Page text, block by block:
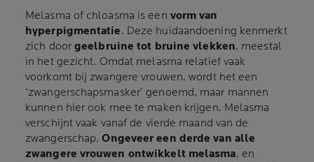
Melasma of chloasma is een vorm van
hyperpigmentatie. Deze huidaandoening kenmerkt
zich doorgeelbruine tot bruine vlekken, meestal
in het gezicht. Omdat melasma relatief vaak
voorkomt bij zwangere vrouwen, wordt het een
‘zwangerschapsmasker’ genoemd, maar mannen
kunnen hier ook mee te maken krijgen. Melasma
verschijnt vaak vanaf de vierde maand van de
zwangerschap.Ongeveer een derde van alle
zwangere vrouwen ontwikkelt melasma, en